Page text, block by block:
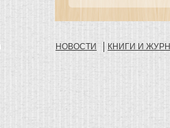
НОВОСТИ КНИГИ И